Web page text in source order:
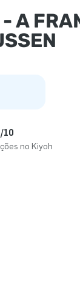
A
10
no Kiyoh